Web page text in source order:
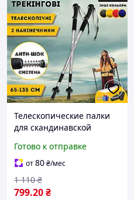
Телескопические палки
для скандинавской
треккинга скандинавские
2 шт ENERGIA серые
3924-1
Готово к отправке
от80₴/мес
799.20₴
1 110 ₴